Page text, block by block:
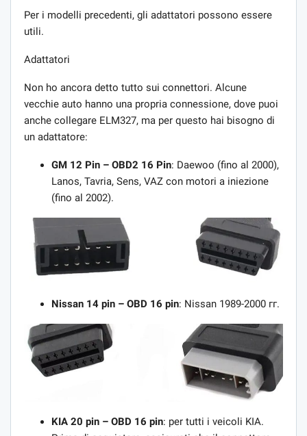
Per i modelli precedenti, gli adattatori possono essere
utili.
Adattatori
Non ho ancora detto tutto sui connettori. Alcune
vecchie auto hanno una propria connessione, dove puoi
anche collegare ELM327, ma per questo hai bisogno di
un adattatore:
GM 12 Pin – OBD2 16 Pin: Daewoo (fino al 2000),
Lanos, Tavria, Sens, VAZ con motori a iniezione
(fino al 2002).
Nissan 14 pin – OBD 16 pin: Nissan 1989-2000 гг.
KIA 20 pin – OBD 16 pin: per tutti i veicoli KIA.